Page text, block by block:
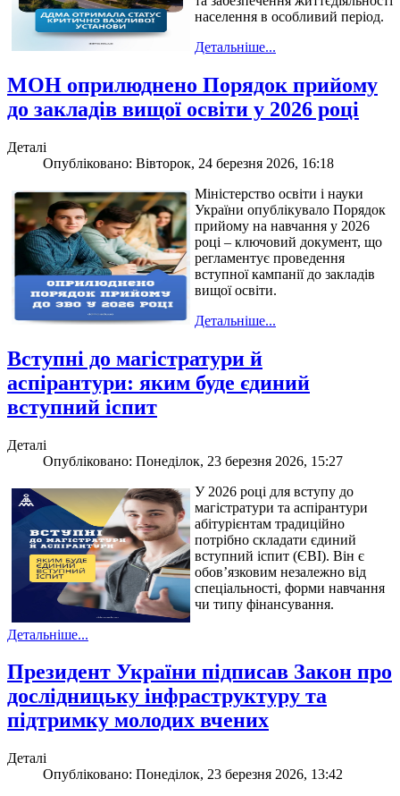
населення в особливий період.
Детальніше...
МОН оприлюднено Порядок прийому
до закладів вищої освіти у 2026 році
Деталі
Опубліковано: Вівторок, 24 березня 2026, 16:18
Міністерство освіти і науки
України опублікувало Порядок
прийому на навчання у 2026
році – ключовий документ, що
регламентує проведення
вступної кампанії до закладів
вищої освіти.
Детальніше...
Вступні до магістратури й
аспірантури: яким буде єдиний
вступний іспит
Деталі
Опубліковано: Понеділок, 23 березня 2026, 15:27
У 2026 році для вступу до
магістратури та аспірантури
абітурієнтам традиційно
потрібно складати єдиний
вступний іспит (ЄВІ). Він є
обов’язковим незалежно від
спеціальності, форми навчання
чи типу фінансування.
Детальніше...
Президент України підписав Закон про
дослідницьку інфраструктуру та
підтримку молодих вчених
Деталі
Опубліковано: Понеділок, 23 березня 2026, 13:42